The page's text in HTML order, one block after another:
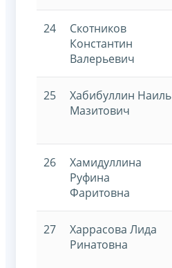
24
Скотников
Константин
Валерьевич
25
Хабибуллин Наиль
Мазитович
26
Хамидуллина
Руфина
Фаритовна
27
Харрасова Лида
Ринатовна